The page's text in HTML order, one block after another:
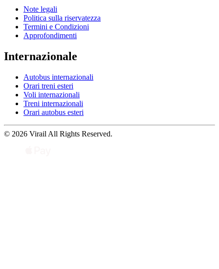
Note legali
Politica sulla riservatezza
Termini e Condizioni
Approfondimenti
Internazionale
Autobus internazionali
Orari treni esteri
Voli internazionali
Treni internazionali
Orari autobus esteri
© 2026 Virail All Rights Reserved.